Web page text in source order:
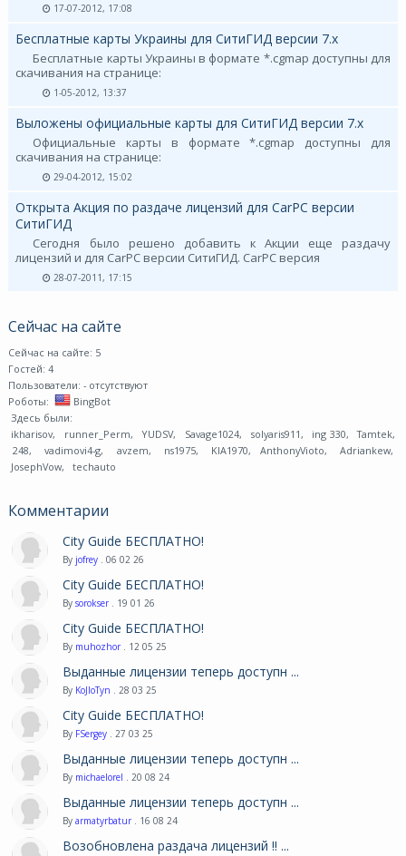
17-07-2012, 17:08
Бесплатные карты Украины для СитиГИД версии 7.х
Бесплатные карты Украины в формате *.cgmap доступны для
скачивания на странице:
1-05-2012, 13:37
Выложены официальные карты для СитиГИД версии 7.х
Официальные карты в формате *.cgmap доступны для
скачивания на странице:
29-04-2012, 15:02
Открыта Акция по раздаче лицензий для CarPC версии
СитиГИД
Сегодня было решено добавить к Акции еще раздачу
лицензий и для CarPC версии СитиГИД. CarPC версия
28-07-2011, 17:15
Сейчас на сайте
Сейчас на сайте: 5
Гостей: 4
Пользователи: - отсутствуют
Роботы:
BingBot
Здесь были:
ikharisov, runner_Perm, YUDSV, Savage1024, solyaris911 , ing 330, Tamtek,
248, vadimovi4-g, avzem, ns1975, KIA1970, AnthonyVioto, Adriankew,
JosephVow, techauto
Комментарии
City Guide БЕСПЛАТНО!
By jofrey . 06 02 26
City Guide БЕСПЛАТНО!
By sorokser . 19 01 26
City Guide БЕСПЛАТНО!
By muhozhor . 12 05 25
Выданные лицензии теперь доступн ...
By KoJIoTyn . 28 03 25
City Guide БЕСПЛАТНО!
By FSergey . 27 03 25
Выданные лицензии теперь доступн ...
By michaelorel . 20 08 24
Выданные лицензии теперь доступн ...
By armatyrbatur . 16 08 24
Возобновлена раздача лицензий !! ...